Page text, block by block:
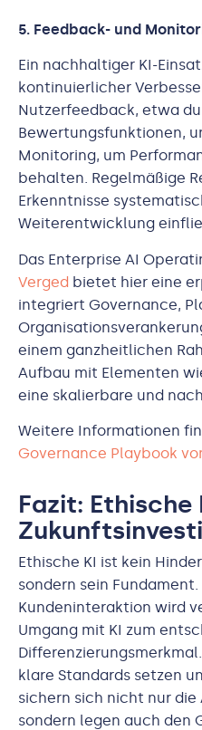
5. Feedback- und
Ein nachhaltiger KI-
kontinuierlicher
Nutzerfeedback, etwa
Bewertungsfunktionen,
Monitoring, um
behalten. Regelmäßige
Erkenntnisse
Weiterentwicklung
Das Enterprise AI
Verged bietet hier eine
integriert Governance,
einem ganzheitlichen
Aufbau mit Elementen
eine skalierbare und
Weitere Informationen
Governance Playbook
Fazit: Ethische
Ethische KI ist kein
sondern sein
Kundeninteraktion wird
Umgang mit KI zum
klare Standards setzen
sichern sich nicht nur die
sondern legen auch den